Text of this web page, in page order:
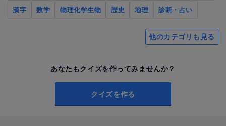
漢字
数学 物理化学生物 歴史 地理 診断・占い
他のカテゴリも見る
あなたもクイズを作ってみませんか？
クイズを作る